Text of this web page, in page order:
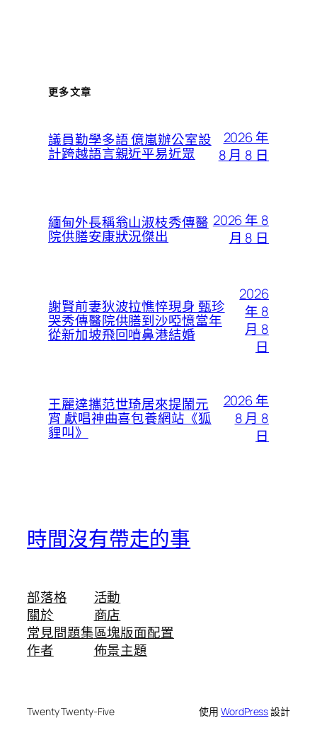
更多文章
議員勤學多語 億嵐辦公室設
計跨越語言親近平易近眾
2026 年
8 月 8 日
緬甸外長稱翁山淑枝秀傳醫
院供膳安康狀況傑出
2026 年 8
月 8 日
謝賢前妻狄波拉憔悴現身 甄珍
哭秀傳醫院供膳到沙啞憶當年
從新加坡飛回噴鼻港結婚
2026
年 8
月 8
日
王麗達攜范世琦居來提鬧元
宵 獻唱神曲喜包養網站《狐
貍叫》
2026 年
8 月 8
日
時間沒有帶走的事
部落格
關於
常見問題集
作者
活動
商店
區塊版面配置
佈景主題
Twenty Twenty-Five 使用WordPress設計